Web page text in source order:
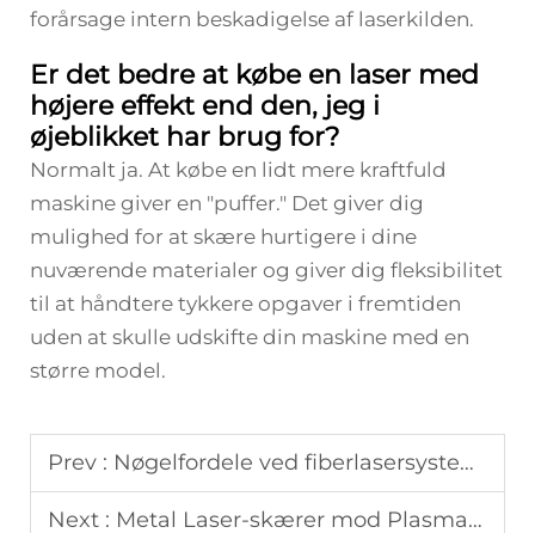
forårsage intern beskadigelse af laserkilden.
Er det bedre at købe en laser med
højere effekt end den, jeg i
øjeblikket har brug for?
Normalt ja. At købe en lidt mere kraftfuld
maskine giver en "puffer." Det giver dig
mulighed for at skære hurtigere i dine
nuværende materialer og giver dig fleksibilitet
til at håndtere tykkere opgaver i fremtiden
uden at skulle udskifte din maskine med en
større model.
Prev : Nøgelfordele ved fiberlasersystemer for moderne fabrikker
Next : Metal Laser-skærer mod Plasma-skærer: Hvilken skal du vælge?